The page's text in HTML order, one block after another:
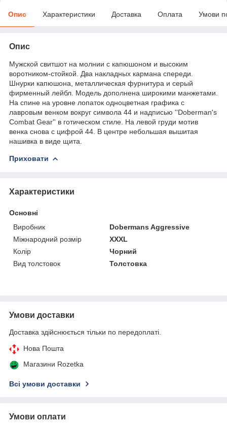
Опис Характеристики Доставка Оплата Умови
Опис
Мужской свитшот на молнии с капюшоном и высоким
воротником-стойкой. Два накладных кармана спереди.
Шнурки капюшона, металлическая фурнитура и серый
фирменный лейбл. Модель дополнена широкими манжетами.
На спине на уровне лопаток одноцветная графика с
лавровым венком вокруг символа 44 и надписью ''Doberman's
Combat Gear'' в готическом стиле. На левой груди мотив
венка снова с цифрой 44. В центре небольшая вышитая
нашивка в виде щита.
Приховати
Характеристики
Основні
Виробник
Dobermans Aggressive
Міжнародний розмір
XXXL
Колір
Чорний
Вид толстовок
Толстовка
Умови доставки
Доставка здійснюється тільки по передоплаті.
Нова Пошта
Магазини Rozetka
Всі умови доставки
Умови оплати